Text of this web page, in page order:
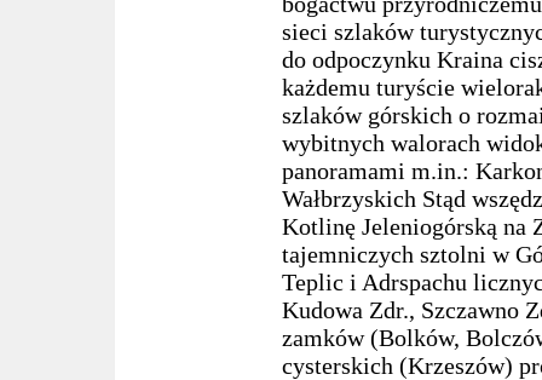
sieci szlaków
do odpoczynku Kraina
każdemu turyście
szlaków górskich o
wybitnych walorach
panoramami m.in.:
Wałbrzyskich Stąd
Kotlinę Jeleniogórską na
tajemniczych sztolni w
Teplic i Adrspachu
Kudowa Zdr., Szczawno
zamków (Bolków,
cysterskich (Krzeszów)